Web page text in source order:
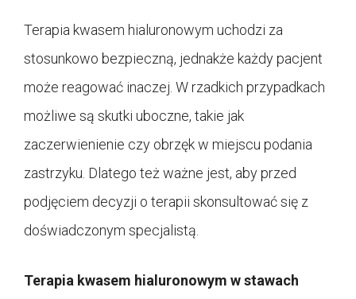
Terapia kwasem hialuronowym uchodzi za
stosunkowo bezpieczną, jednakże każdy pacjent
może reagować inaczej. W rzadkich przypadkach
możliwe są skutki uboczne, takie jak
zaczerwienienie czy obrzęk w miejscu podania
zastrzyku. Dlatego też ważne jest, aby przed
podjęciem decyzji o terapii skonsultować się z
doświadczonym specjalistą.
Terapia kwasem hialuronowym w stawach